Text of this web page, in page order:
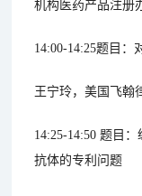
机构医药产品注册
14:00-14:25题目
王宁玲，美国飞翰
14:25-14:50 题目
抗体的专利问题